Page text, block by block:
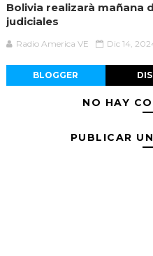
Bolivia realizarà mañana
judiciales
Radio America VE Dic 14,
BLOGGER
NO HAY
PUBLICAR